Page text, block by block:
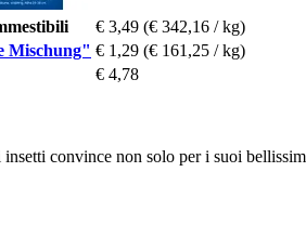
€ 3,49 (€ 342,16 / kg)
Mischung" € 1,29 (€ 161,25 / kg)
€ 4,78
convince non solo per i suoi